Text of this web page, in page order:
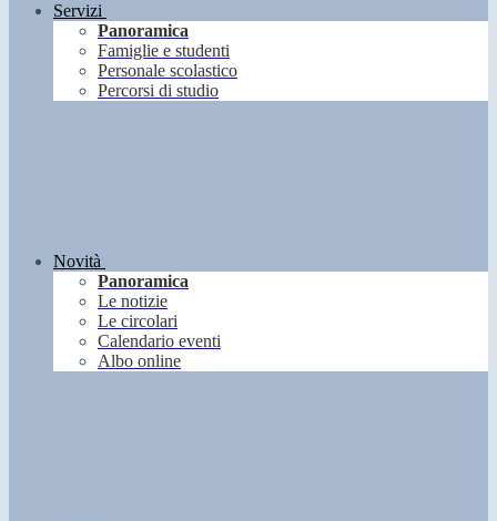
Servizi
Panoramica
Famiglie e studenti
Personale scolastico
Percorsi di studio
Novità
Panoramica
Le notizie
Le circolari
Calendario eventi
Albo online